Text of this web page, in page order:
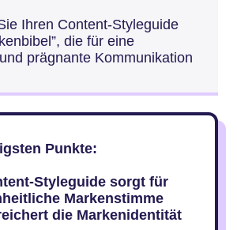
Ihren Content-Styleguide
die für eine
prägnante Kommunikation
Punkte:
Styleguide sorgt für
Markenstimme
die Markenidentität